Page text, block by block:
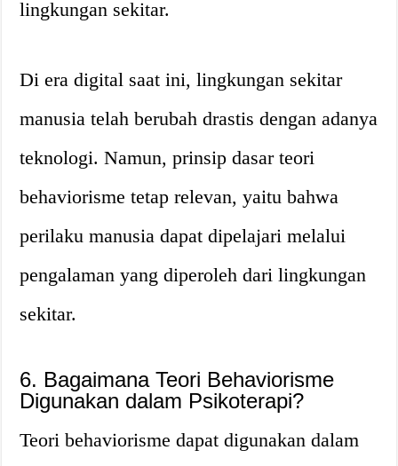
lingkungan sekitar.
Di era digital saat ini, lingkungan sekitar
manusia telah berubah drastis dengan adanya
teknologi. Namun, prinsip dasar teori
behaviorisme tetap relevan, yaitu bahwa
perilaku manusia dapat dipelajari melalui
pengalaman yang diperoleh dari lingkungan
sekitar.
6. Bagaimana Teori Behaviorisme
Digunakan dalam Psikoterapi?
Teori behaviorisme dapat digunakan dalam